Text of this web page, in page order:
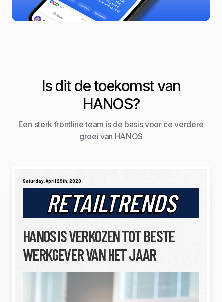
Saturday, April 29th, 2028
RETAILTRENDS
HANOS IS VERKOZEN TOT BESTE
WERKGEVER VAN HET JAAR
Is dit de toekomst van
HANOS?
Een sterk frontline team is de basis voor de verdere
groei van HANOS